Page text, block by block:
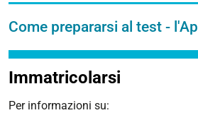
Come prepararsi al test -
Immatricolarsi
Per informazioni su: